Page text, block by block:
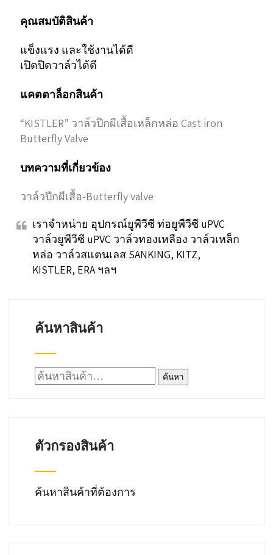
คุณสมบัติสินค้า
แข็งแรง และใช้งานได้ดี
เปิดปิดวาล์วได้ดี
แคตตาล็อกสินค้า
“KISTLER” วาล์วปีกผีเสื้อเหล็กหล่อ Cast iron
Butterfly Valve
บทความที่เกี่ยวข้อง
วาล์วปีกผีเสื้อ-Butterfly valve
เราจำหน่าย อุปกรณ์ยูพีวีซี ท่อยูพีวีซี uPVC
วาล์วยูพีวีซี uPVC วาล์วทองเหลือง วาล์วเหล็ก
หล่อ วาล์วสแตนเลส SANKING, KITZ,
KISTLER, ERA ฯลฯ
ค้นหาสินค้า
ค้นหา: ค้นหา
ตัวกรองสินค้า
ค้นหาสินค้าที่ต้องการ